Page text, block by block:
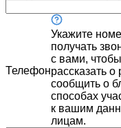
Телефон
Укажите
получать
с вами,
рассказать
сообщить о
способах
к вашим
лицам.